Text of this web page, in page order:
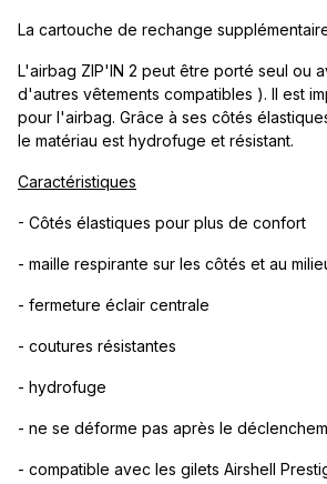
La cartouche de rechange
L'airbag ZIP'IN 2 peut être porté seul ou
d'autres vêtements compatibles ). Il est
pour l'airbag. Grâce à ses côtés
le matériau est hydrofuge et résistant.
Caractéristiques
- Côtés élastiques pour plus de confort
- maille respirante sur les côtés et au
- fermeture éclair centrale
- coutures résistantes
- hydrofuge
- ne se déforme pas après le
- compatible avec les gilets Airshell